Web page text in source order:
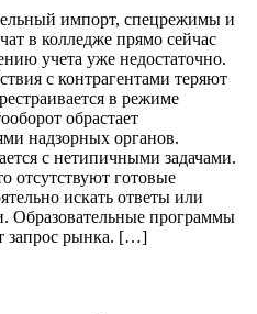
импорт, спецрежимы и
в колледже прямо сейчас
учета уже недостаточно.
с контрагентами теряют
в режиме
обрастает
надзорных органов.
с нетипичными задачами.
отсутствуют готовые
искать ответы или
Образовательные программы
запрос рынка. […]